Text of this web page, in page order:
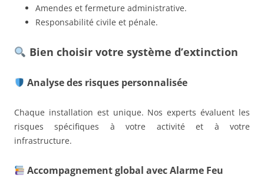
Amendes et fermeture administrative.
Responsabilité civile et pénale.
Bien choisir votre système d’extinction
Analyse des risques personnalisée
Chaque installation est unique. Nos experts évaluent les
risques spécifiques à votre activité et à votre
infrastructure.
Accompagnement global avec Alarme Feu